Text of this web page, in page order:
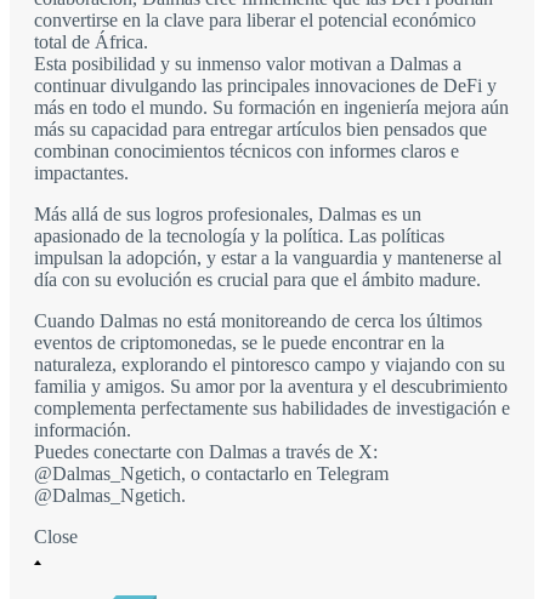
convertirse en la clave para liberar el potencial económico
total de África.
Esta posibilidad y su inmenso valor motivan a Dalmas a
continuar divulgando las principales innovaciones de DeFi y
más en todo el mundo. Su formación en ingeniería mejora aún
más su capacidad para entregar artículos bien pensados que
combinan conocimientos técnicos con informes claros e
impactantes.
Más allá de sus logros profesionales, Dalmas es un
apasionado de la tecnología y la política. Las políticas
impulsan la adopción, y estar a la vanguardia y mantenerse al
día con su evolución es crucial para que el ámbito madure.
Cuando Dalmas no está monitoreando de cerca los últimos
eventos de criptomonedas, se le puede encontrar en la
naturaleza, explorando el pintoresco campo y viajando con su
familia y amigos. Su amor por la aventura y el descubrimiento
complementa perfectamente sus habilidades de investigación e
información.
Puedes conectarte con Dalmas a través de X:
@Dalmas_Ngetich, o contactarlo en Telegram
@Dalmas_Ngetich.
Close